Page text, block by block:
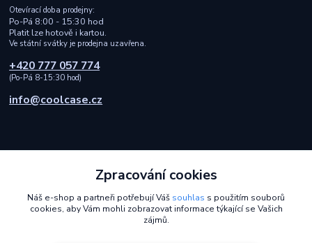
Otevírací doba prodejny:
Po-Pá 8:00 - 15:30 hod
Platit lze hotově i kartou.
Ve státní svátky je prodejna uzavřena.
+420 777 057 774
(Po-Pá 8-15:30 hod)
info@coolcase.cz
Rychlá a spolehlivá doprava i bezpečná online platba
2014 - 2026 © Coolcase.cz - Pouzdra, kryty, obaly, ochranná skla a
Zpracování cookies
Náš e-shop a partneři potřebují Váš souhlas s použitím souborů
cookies, aby Vám mohli zobrazovat informace týkající se Vašich
zájmů.